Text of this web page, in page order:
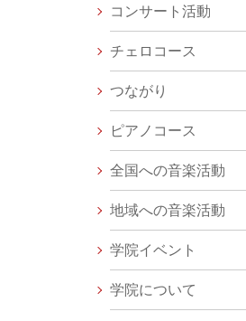
コンサート活動
チェロコース
つながり
ピアノコース
全国への音楽活動
地域への音楽活動
学院イベント
学院について